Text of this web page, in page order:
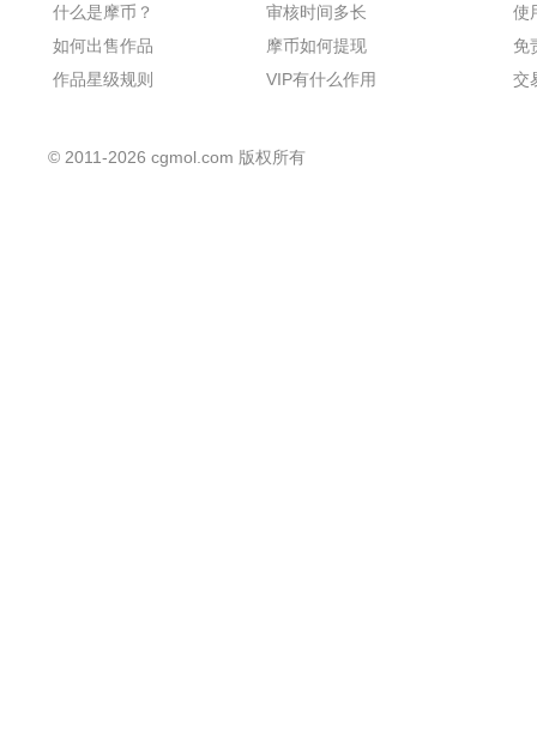
什么是摩币？
如何出售作品
作品星级规则
审核时间多长
摩币如何提现
VIP有什么作用
使
免
交
© 2011-2026 cgmol.com 版权所有